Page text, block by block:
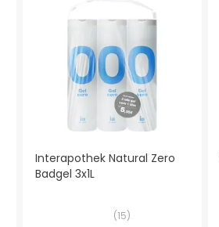
Interapothek Natural Zero
Badgel 3x1L
(15)